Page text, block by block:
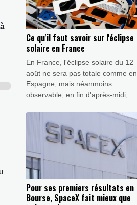
Ce qu'il faut savoir sur l'éclipse
solaire en France
En France, l'éclipse solaire du 12
août ne sera pas totale comme en
Espagne, mais néanmoins
observable, en fin d'après-midi,
que vous devez savoir afin de vous
préparer au rendez-vous entre le
Soleil et la Lune.
Pour ses premiers résultats en
Bourse, SpaceX fait mieux que